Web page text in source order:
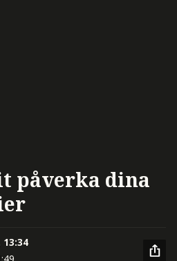
påverka dina